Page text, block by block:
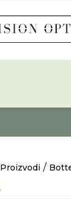
Proizvodi